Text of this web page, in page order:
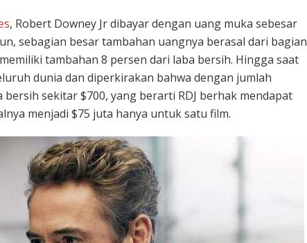
, Robert Downey Jr dibayar dengan uang muka sebesar
sebagian besar tambahan uangnya berasal dari bagian
tambahan 8 persen dari laba bersih. Hingga saat
dunia dan diperkirakan bahwa dengan jumlah
sekitar $700, yang berarti RDJ berhak mendapat
menjadi $75 juta hanya untuk satu film.